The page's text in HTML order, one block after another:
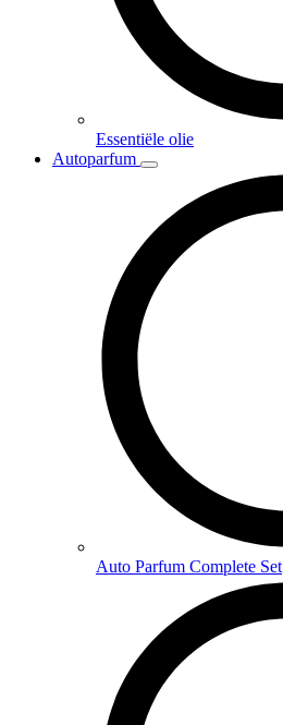
Essentiële olie
Autoparfum
Auto Parfum Complete Set